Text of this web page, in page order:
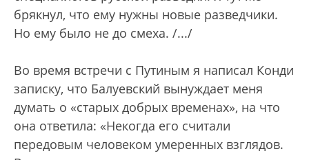
брякнул, что ему нужны новые разведчики.
Но ему было не до смеха. /.../
Во время встречи с Путиным я написал Конди
записку, что Балуевский вынуждает меня
думать о «старых добрых временах», на что
она ответила: «Некогда его считали
передовым человеком умеренных взглядов.